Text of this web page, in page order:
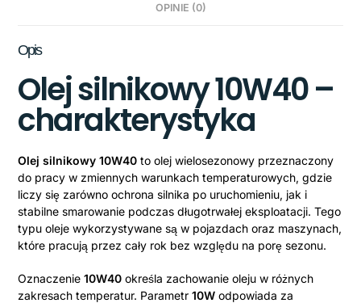
OPINIE (0)
Opis
Olej silnikowy 10W40–
charakterystyka
Olej silnikowy 10W40 to olej wielosezonowy przeznaczony
do pracy w zmiennych warunkach temperaturowych, gdzie
liczy się zarówno ochrona silnika po uruchomieniu, jak i
stabilne smarowanie podczas długotrwałej eksploatacji. Tego
typu oleje wykorzystywane są w pojazdach oraz maszynach,
które pracują przez cały rok bez względu na porę sezonu.
Oznaczenie10W40 określa zachowanie oleju w różnych
zakresach temperatur. Parametr10W odpowiada za